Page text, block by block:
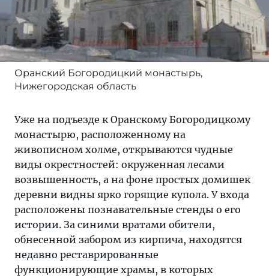
Оранский Богородицкий монастырь,
Нижегородская область
Уже на подъезде к Оранскому Богородицкому
монастырю, расположенному на
живописном холме, открываются чудные
виды окрестностей: окруженная лесами
возвышенность, а на фоне простых домишек
деревни видны ярко горящие купола. У входа
расположены познавательные стенды о его
истории. За синими вратами обители,
обнесенной забором из кирпича, находятся
недавно реставрированные
функционирующие храмы, в которых